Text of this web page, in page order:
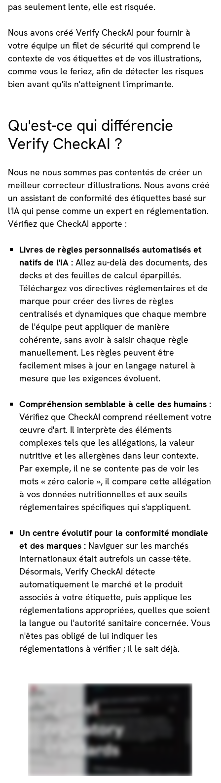
pas seulement lente, elle est risquée.
Nous avons créé Verify CheckAI pour fournir à
votre équipe un filet de sécurité qui comprend le
contexte de vos étiquettes et de vos illustrations,
comme vous le feriez, afin de détecter les risques
bien avant qu'ils n'atteignent l'imprimante.
Qu'est-ce qui différencie
Verify CheckAI ?
Nous ne nous sommes pas contentés de créer un
meilleur correcteur d'illustrations. Nous avons créé
un assistant de conformité des étiquettes basé sur
l'IA qui pense comme un expert en réglementation.
Vérifiez que CheckAI apporte :
Livres de règles personnalisés automatisés et
natifs de l'IA : Allez au-delà des documents, des
decks et des feuilles de calcul éparpillés.
Téléchargez vos directives réglementaires et de
marque pour créer des livres de règles
centralisés et dynamiques que chaque membre
de l'équipe peut appliquer de manière
cohérente, sans avoir à saisir chaque règle
manuellement. Les règles peuvent être
facilement mises à jour en langage naturel à
mesure que les exigences évoluent.
Compréhension semblable à celle des humains :
Vérifiez que CheckAI comprend réellement votre
œuvre d'art. Il interprète des éléments
complexes tels que les allégations, la valeur
nutritive et les allergènes dans leur contexte.
Par exemple, il ne se contente pas de voir les
mots « zéro calorie », il compare cette allégation
à vos données nutritionnelles et aux seuils
réglementaires spécifiques qui s'appliquent.
Un centre évolutif pour la conformité mondiale
et des marques : Naviguer sur les marchés
internationaux était autrefois un casse-tête.
Désormais, Verify CheckAI détecte
automatiquement le marché et le produit
associés à votre étiquette, puis applique les
réglementations appropriées, quelles que soient
la langue ou l'autorité sanitaire concernée. Vous
n'êtes pas obligé de lui indiquer les
réglementations à vérifier ; il le sait déjà.